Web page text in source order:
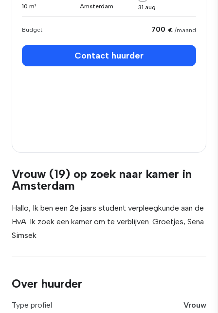
10 m² Amsterdam 31 aug
Budget 700 € /maand
Contact huurder
Vrouw (19) op zoek naar kamer in
Amsterdam
Hallo, Ik ben een 2e jaars student verpleegkunde aan de
HvA. Ik zoek een kamer om te verblijven. Groetjes, Sena
Simsek
Over huurder
Type profiel
Vrouw